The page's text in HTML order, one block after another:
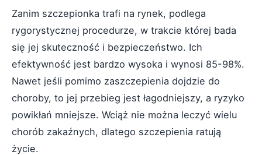
Zanim szczepionka trafi na rynek, podlega
rygorystycznej procedurze, w trakcie której bada
się jej skuteczność i bezpieczeństwo. Ich
efektywność jest bardzo wysoka i wynosi 85-98%.
Nawet jeśli pomimo zaszczepienia dojdzie do
choroby, to jej przebieg jest łagodniejszy, a ryzyko
powikłań mniejsze. Wciąż nie można leczyć wielu
chorób zakaźnych, dlatego szczepienia ratują
życie.